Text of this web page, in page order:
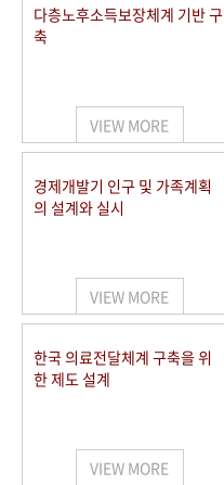
VR 역사관
다층노후소득보장체계 기반 구
축
VIEW MORE
경제개발기 인구 및 가족계획
의 설계와 실시
VIEW MORE
한국 의료전달체계 구축을 위
한 제도 설계
VIEW MORE